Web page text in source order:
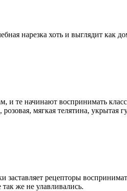
нарезка хоть и выглядит как
те начинают воспринимать
мягкая телятина, укрытая
заставляет рецепторы
же не улавливались.